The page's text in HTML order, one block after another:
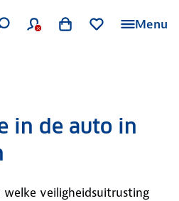
Menu
in de auto in
veiligheidsuitrusting